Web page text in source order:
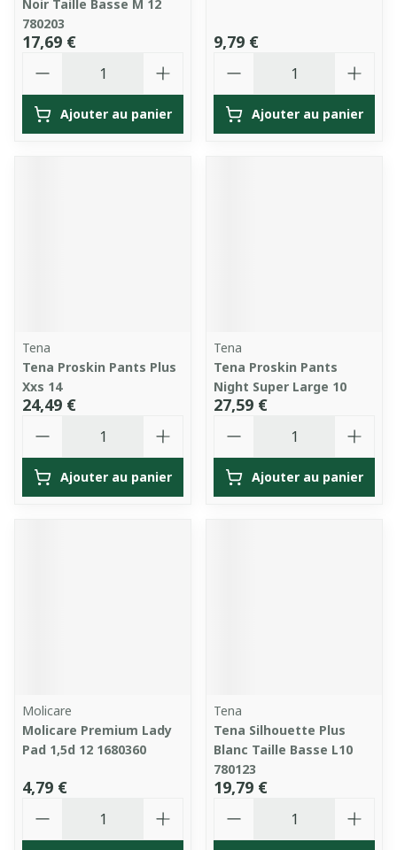
Noir Taille Basse M 12
780203
17,69 €
Ajouter au panier
9,79 €
Ajouter au panier
Tena
Tena Proskin Pants Plus
Xxs 14
24,49 €
Ajouter au panier
Tena
Tena Proskin Pants
Night Super Large 10
27,59 €
Ajouter au panier
Molicare
Molicare Premium Lady
Pad 1,5d 12 1680360
4,79 €
Tena
Tena Silhouette Plus
Blanc Taille Basse L10
780123
19,79 €